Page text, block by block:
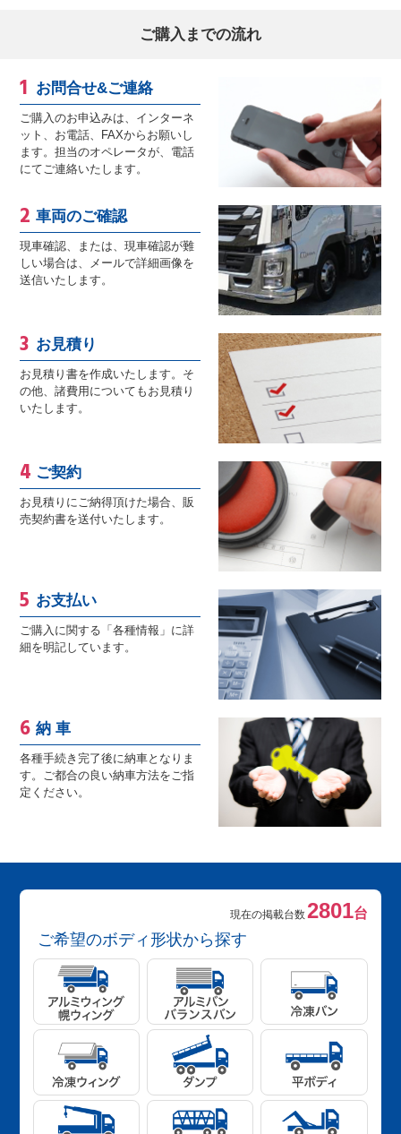
ご購入までの流れ
お問合せ&ご連絡
ご購入のお申込みは、インターネ
ット、お電話、FAXからお願いし
ます。担当のオペレータが、電話
にてご連絡いたします。
車両のご確認
現車確認、または、現車確認が難
しい場合は、メールで詳細画像を
送信いたします。
お見積り
お見積り書を作成いたします。そ
の他、諸費用についてもお見積り
いたします。
ご契約
お見積りにご納得頂けた場合、販
売契約書を送付いたします。
お支払い
ご購入に関する「各種情報」に詳
細を明記しています。
納 車
各種手続き完了後に納車となりま
す。ご都合の良い納車方法をご指
定ください。
現在の掲載台数2801台
ご希望のボディ形状から探す